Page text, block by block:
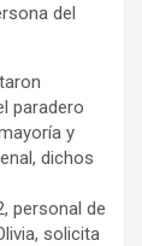
del
paradero
y
dichos
personal de
solicita